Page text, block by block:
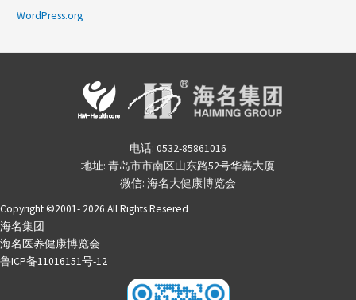
WordPress.org
电话: 0532-85861016
地址: 青岛市市南区山东路52号华嘉大厦
微信: 海名大健康博览会
Copyright ©2001- 2026 All Rights Resered
海名集团
海名医养健康博览会
鲁ICP备11016151号-12